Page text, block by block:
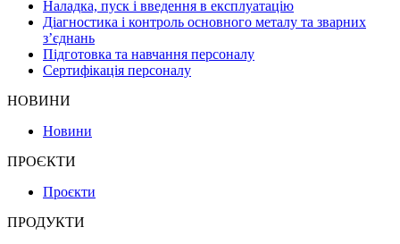
Наладка, пуск і введення в експлуатацію
Діагностика і контроль основного металу та зварних
з’єднань
Підготовка та навчання персоналу
Сертифікація персоналу
НОВИНИ
Новини
ПРОЄКТИ
Проєкти
ПРОДУКТИ